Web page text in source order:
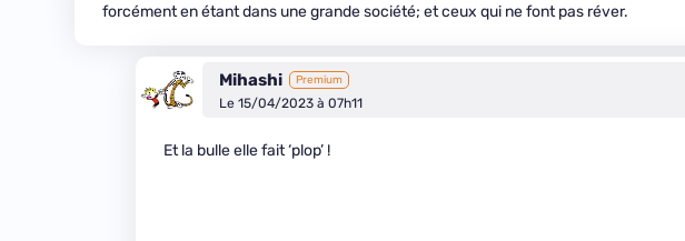
forcément en étant dans une grande société; et ceux qui ne font pas réver.
Mihashi Premium
Le 15/04/2023 à 07h11
Et la bulle elle fait ‘plop’ !